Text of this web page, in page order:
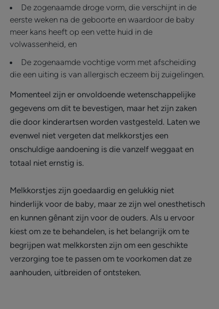
De zogenaamde droge vorm, die verschijnt in de
eerste weken na de geboorte en waardoor de baby
meer kans heeft op een vette huid in de
volwassenheid, en
De zogenaamde vochtige vorm met afscheiding
die een uiting is van allergisch eczeem bij zuigelingen.
Momenteel zijn er onvoldoende wetenschappelijke
gegevens om dit te bevestigen, maar het zijn zaken
die door kinderartsen worden vastgesteld. Laten we
evenwel niet vergeten dat melkkorstjes een
onschuldige aandoening is die vanzelf weggaat en
totaal niet ernstig is.
Melkkorstjes zijn goedaardig en gelukkig niet
hinderlijk voor de baby, maar ze zijn wel onesthetisch
en kunnen gênant zijn voor de ouders. Als u ervoor
kiest om ze te behandelen, is het belangrijk om te
begrijpen wat melkkorsten zijn om een geschikte
verzorging toe te passen om te voorkomen dat ze
aanhouden, uitbreiden of ontsteken.